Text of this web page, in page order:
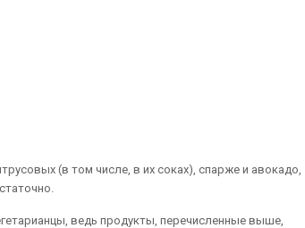
(в том числе, в их соках), спарже и авокадо,
ведь продукты, перечисленные выше,